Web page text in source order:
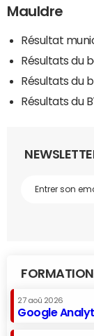
Mauldre
Résultat
Résultats du
Résultats du
Résultats du
27 aoû 2026
Google